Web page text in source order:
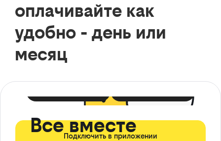
оплачивайте как
удобно - день или
месяц
Все вместе
Подключить в приложении